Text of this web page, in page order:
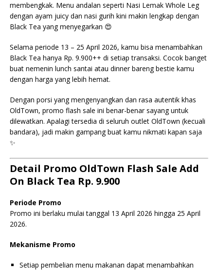
membengkak. Menu andalan seperti Nasi Lemak Whole Leg
dengan ayam juicy dan nasi gurih kini makin lengkap dengan
Black Tea yang menyegarkan 😍
Selama periode 13 – 25 April 2026, kamu bisa menambahkan
Black Tea hanya Rp. 9.900++ di setiap transaksi. Cocok banget
buat nemenin lunch santai atau dinner bareng bestie kamu
dengan harga yang lebih hemat.
Dengan porsi yang mengenyangkan dan rasa autentik khas
OldTown, promo flash sale ini benar-benar sayang untuk
dilewatkan. Apalagi tersedia di seluruh outlet OldTown (kecuali
bandara), jadi makin gampang buat kamu nikmati kapan saja
✨
Detail Promo OldTown Flash Sale Add
On Black Tea Rp. 9.900
Periode Promo
Promo ini berlaku mulai tanggal 13 April 2026 hingga 25 April
2026.
Mekanisme Promo
Setiap pembelian menu makanan dapat menambahkan